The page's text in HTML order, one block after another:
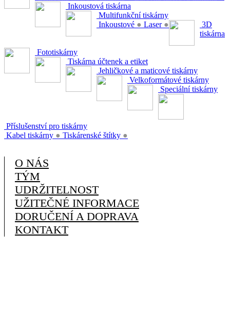
Inkoustová tiskárna
Multifunkční tiskárny
Inkoustové ● Laser ●
3D
tiskárna
Fototiskárny
Tiskárna účtenek a etiket
Jehličkové a maticové tiskárny
Velkoformátové tiskárny
Speciální tiskárny
Příslušenství pro tiskárny
Kabel tiskárny ● Tiskárenské štítky ●
O NÁS
TÝM
UDRŽITELNOST
UŽITEČNÉ INFORMACE
DORUČENÍ A DOPRAVA
KONTAKT